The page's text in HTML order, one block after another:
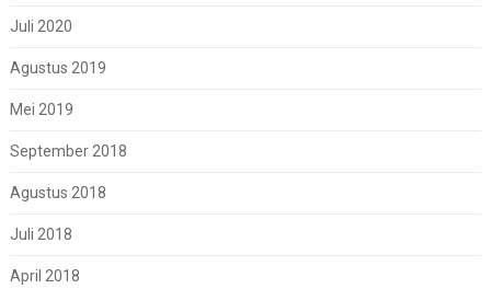
Juli 2020
Agustus 2019
Mei 2019
September 2018
Agustus 2018
Juli 2018
April 2018